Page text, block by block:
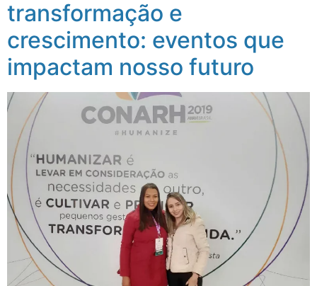
transformação e
crescimento: eventos que
impactam nosso futuro